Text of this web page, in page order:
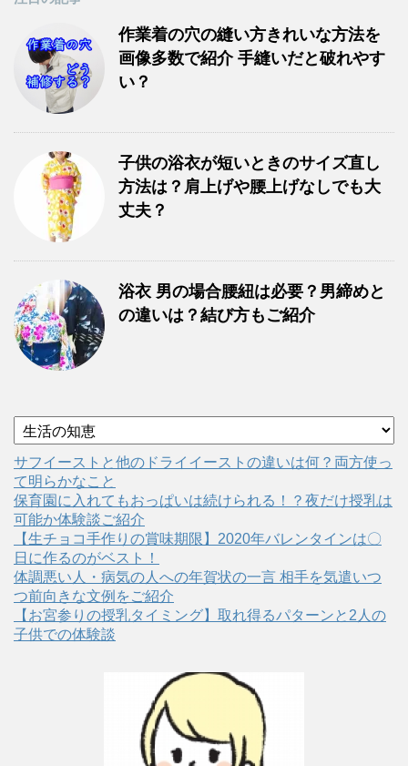
作業着の穴の縫い方きれいな方法を
画像多数で紹介 手縫いだと破れやす
い？
子供の浴衣が短いときのサイズ直し
方法は？肩上げや腰上げなしでも大
丈夫？
浴衣 男の場合腰紐は必要？男締めと
の違いは？結び方もご紹介
カ
テ
ゴ
リ
ー
サフイーストと他のドライイーストの違いは何？両方使っ
て明らかなこと
保育園に入れてもおっぱいは続けられる！？夜だけ授乳は
可能か体験談ご紹介
【生チョコ手作りの賞味期限】2020年バレンタインは〇
日に作るのがベスト！
体調悪い人・病気の人への年賀状の一言 相手を気遣いつ
つ前向きな文例をご紹介
【お宮参りの授乳タイミング】取れ得るパターンと2人の
子供での体験談